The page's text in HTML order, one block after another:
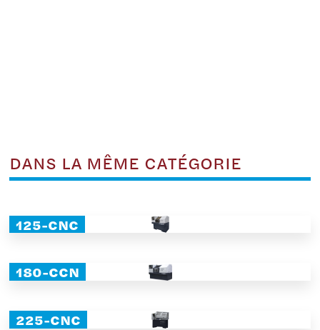
DANS LA MÊME CATÉGORIE
125-CNC
180-CCN
225-CNC